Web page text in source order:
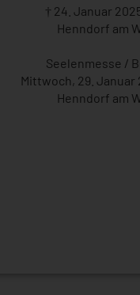
† 24. Januar
Henndorf am
Seelenmesse /
Mittwoch, 29. Januar
Henndorf am